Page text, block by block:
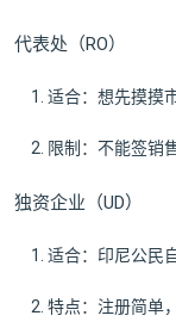
代表处（RO）
适合：想先摸摸
限制：不能签销
独资企业（UD）
适合：印尼公民
特点：注册简单